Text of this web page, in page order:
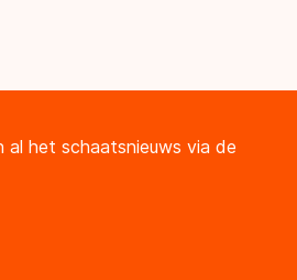
het schaatsnieuws via de